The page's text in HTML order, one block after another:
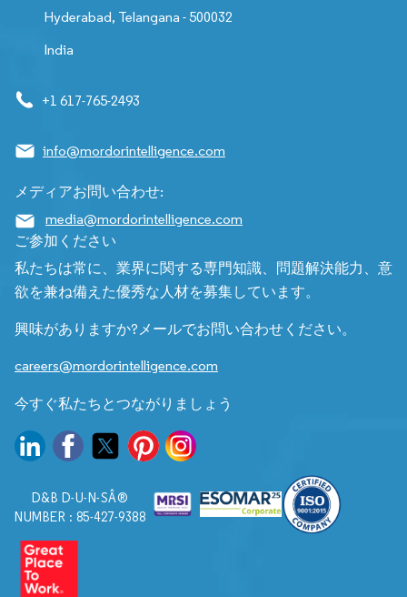
Hyderabad, Telangana - 500032
India
+1 617-765-2493
info@mordorintelligence.com
メディアお問い合わせ:
media@mordorintelligence.com
ご参加ください
私たちは常に、業界に関する専門知識、問題解決能力、意
欲を兼ね備えた優秀な人材を募集しています。
興味がありますか?メールでお問い合わせください。
careers@mordorintelligence.com
今すぐ私たちとつながりましょう
D&B D-U-N-SÂ®
NUMBER : 85-427-9388